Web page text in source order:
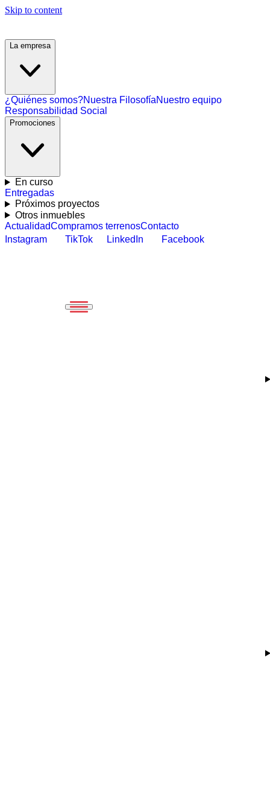
Skip to content
La empresa
¿Quiénes somos?Nuestra FilosofíaNuestro equipo
Responsabilidad Social
Promociones
En curso
Entregadas
Próximos proyectos
Otros inmuebles
ActualidadCompramos terrenosContacto
Instagram
TikTok LinkedIn Facebook